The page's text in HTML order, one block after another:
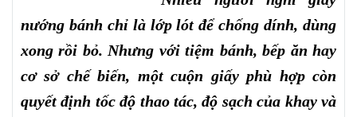
nướng bánh chỉ là lớp lót để chống dính, dùng
xong rồi bỏ. Nhưng với tiệm bánh, bếp ăn hay
cơ sở chế biến, một cuộn giấy phù hợp còn
quyết định tốc độ thao tác, độ sạch của khay và